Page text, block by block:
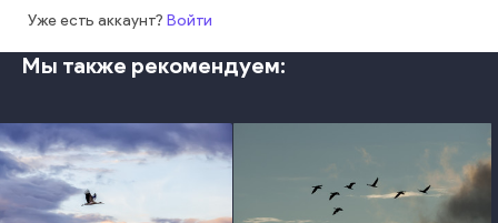
Уже есть аккаунт? Войти
Мы также рекомендуем: